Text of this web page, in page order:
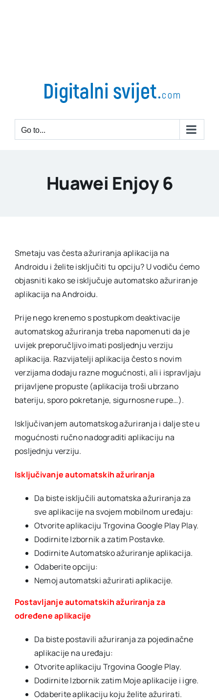
Go to...
Huawei Enjoy 6
Smetaju vas česta ažuriranja aplikacija na
Androidu i želite isključiti tu opciju? U vodiču ćemo
objasniti kako se isključuje automatsko ažuriranje
aplikacija na Androidu.
Prije nego krenemo s postupkom deaktivacije
automatskog ažuriranja treba napomenuti da je
uvijek preporučljivo imati posljednju verziju
aplikacija. Razvijatelji aplikacija često s novim
verzijama dodaju razne mogućnosti, ali i ispravljaju
prijavljene propuste (aplikacija troši ubrzano
bateriju, sporo pokretanje, sigurnosne rupe…).
Isključivanjem automatskog ažuriranja i dalje ste u
mogućnosti ručno nadograditi aplikaciju na
posljednju verziju.
Isključivanje automatskih ažuriranja
Da biste isključili automatska ažuriranja za
sve aplikacije na svojem mobilnom uređaju:
Otvorite aplikaciju Trgovina Google Play Play.
Dodirnite Izbornik a zatim Postavke.
Dodirnite Automatsko ažuriranje aplikacija.
Odaberite opciju:
Nemoj automatski ažurirati aplikacije.
Postavljanje automatskih ažuriranja za
određene aplikacije
Da biste postavili ažuriranja za pojedinačne
aplikacije na uređaju:
Otvorite aplikaciju Trgovina Google Play.
Dodirnite Izbornik zatim Moje aplikacije i igre.
Odaberite aplikaciju koju želite ažurirati.